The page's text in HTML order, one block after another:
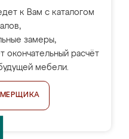
к Вам с каталогом
замеры,
окончательный расчёт
мебели.